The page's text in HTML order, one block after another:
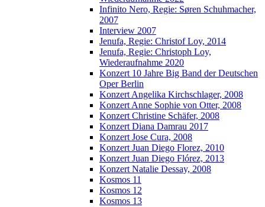
Infinito Nero, Regie: Søren Schuhmacher,
2007
Interview 2007
Jenufa, Regie: Christof Loy, 2014
Jenufa, Regie: Christoph Loy,
Wiederaufnahme 2020
Konzert 10 Jahre Big Band der Deutschen
Oper Berlin
Konzert Angelika Kirchschlager, 2008
Konzert Anne Sophie von Otter, 2008
Konzert Christine Schäfer, 2008
Konzert Diana Damrau 2017
Konzert Jose Cura, 2008
Konzert Juan Diego Florez, 2010
Konzert Juan Diego Flórez, 2013
Konzert Natalie Dessay, 2008
Kosmos 11
Kosmos 12
Kosmos 13